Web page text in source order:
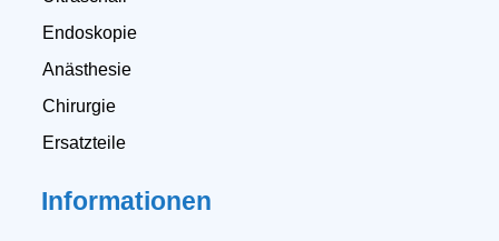
Endoskopie
Anästhesie
Chirurgie
Ersatzteile
Informationen